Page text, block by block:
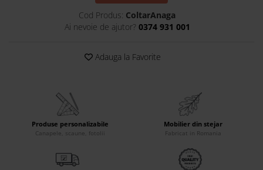
Fotolii si Demifotolii
Claudie Design
Paturi Tapitate
Paturi Copii
Banchete Dormitor
Cod Produs: ColtarAnaga
Ai nevoie de ajutor? 0374 931 001
Adauga la Favorite
Produse personalizabile
Canapele, scaune, fotolii
Mobilier din stejar
Fabricat in Romania